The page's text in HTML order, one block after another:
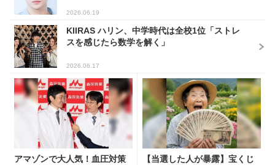
2026.06.19
KIIRAS ハリン、中学時代は全校1位「ストレ
スを感じたら数学を解く」
2026.06.17
アマゾンで大人気！血圧対策
【当選した人が暴露】宝くじ